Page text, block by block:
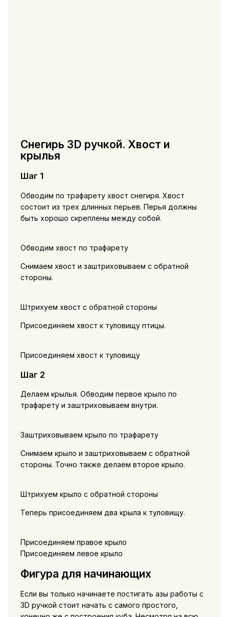
Снегирь 3D ручкой. Хвост и
крылья
Шаг 1
Обводим по трафарету хвост снегиря. Хвост
состоит из трех длинных перьев. Перья должны
быть хорошо скреплены между собой.
Обводим хвост по трафарету
Снимаем хвост и заштриховываем с обратной
стороны.
Штрихуем хвост с обратной стороны
Присоединяем хвост к туловищу птицы.
Присоединяем хвост к туловищу
Шаг 2
Делаем крылья. Обводим первое крыло по
трафарету и заштриховываем внутри.
Заштриховываем крыло по трафарету
Снимаем крыло и заштриховываем с обратной
стороны. Точно также делаем второе крыло.
Штрихуем крыло с обратной стороны
Теперь присоединяем два крыла к туловищу.
Присоединяем правое крыло
Присоединяем левое крыло
Фигура для начинающих
Если вы только начинаете постигать азы работы с
3D ручкой стоит начать с самого простого,